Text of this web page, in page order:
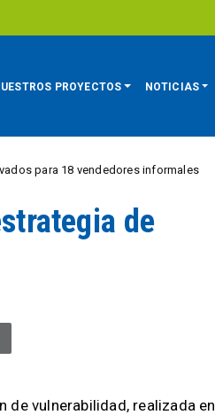
PROYECTOS NOTICIAS
vendedores informales REGIÓN
de
de vulnerabilidad, realizada en